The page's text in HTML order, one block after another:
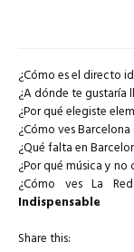
¿Cómo es el directo
¿A dónde te gustaría
¿Por qué elegiste
¿Cómo ves
¿Qué falta en
¿Por qué música y
¿Cómo ves La
Indispensable
Share this: